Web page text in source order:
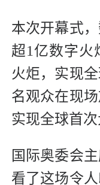
本次开幕式
超1亿数字火
火炬，实现
名观众在现
实现全球首次
国际奥委会
看了这场令